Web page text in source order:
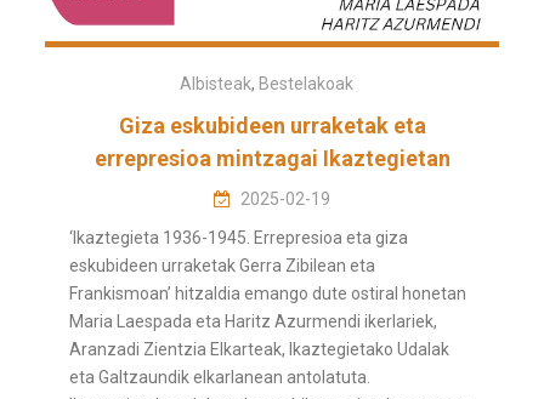
Albisteak, Bestelakoak
Giza eskubideen urraketak eta
errepresioa mintzagai Ikaztegietan
2025-02-19
‘Ikaztegieta 1936-1945. Errepresioa eta giza
eskubideen urraketak Gerra Zibilean eta
Frankismoan’ hitzaldia emango dute ostiral honetan
Maria Laespada eta Haritz Azurmendi ikerlariek,
Aranzadi Zientzia Elkarteak, Ikaztegietako Udalak
eta Galtzaundik elkarlanean antolatuta.